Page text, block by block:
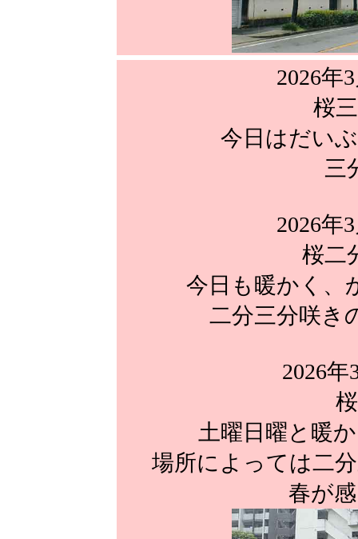
2026年
桜
今日はだい
三
2026年
桜二
今日も暖かく、
二分三分咲き
2026年
土曜日曜と暖
場所によっては二
春が